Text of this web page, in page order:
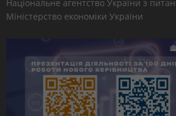
Національне агентство України з
Міністерство економіки України